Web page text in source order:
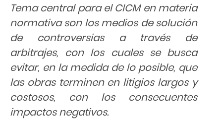
Tema central para el CICM en materia
normativa son los medios de solución
de controversias a través de
arbitrajes, con los cuales se busca
evitar, en la medida de lo posible, que
las obras terminen en litigios largos y
costosos, con los consecuentes
impactos negativos.